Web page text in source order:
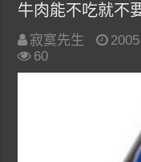
牛肉能不吃就不
寂寞先生
60